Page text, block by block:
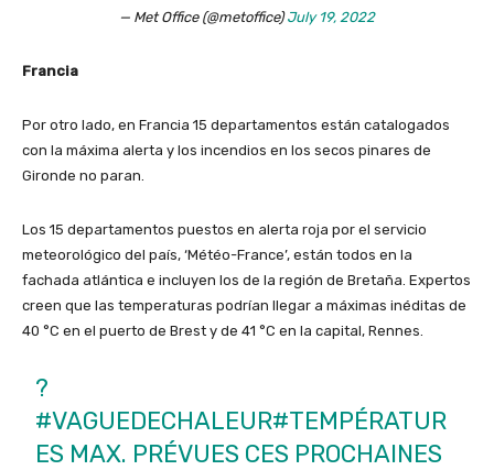
— Met Office (@metoffice)July 19, 2022
Francia
Por otro lado, en Francia 15 departamentos están catalogados
con la máxima alerta y los incendios en los secos pinares de
Gironde no paran.
Los 15 departamentos puestos en alerta roja por el servicio
meteorológico del país, ‘Météo-France’, están todos en la
fachada atlántica e incluyen los de la región de Bretaña. Expertos
creen que las temperaturas podrían llegar a máximas inéditas de
40 °C en el puerto de Brest y de 41 °C en la capital, Rennes.
?️
#VAGUEDECHALEUR#TEMPÉRATUR
ES MAX. PRÉVUES CES PROCHAINES